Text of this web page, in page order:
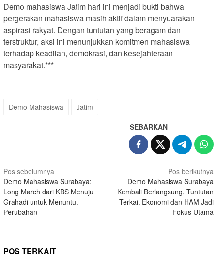
Demo mahasiswa Jatim hari ini menjadi bukti bahwa
pergerakan mahasiswa masih aktif dalam menyuarakan
aspirasi rakyat. Dengan tuntutan yang beragam dan
terstruktur, aksi ini menunjukkan komitmen mahasiswa
terhadap keadilan, demokrasi, dan kesejahteraan
masyarakat.***
Demo Mahasiswa Jatim
SEBARKAN
Navigasi
pos
Pos sebelumnya
Demo Mahasiswa Surabaya:
Long March dari KBS Menuju
Grahadi untuk Menuntut
Perubahan
Pos berikutnya
Demo Mahasiswa Surabaya
Kembali Berlangsung, Tuntutan
Terkait Ekonomi dan HAM Jadi
Fokus Utama
POS TERKAIT